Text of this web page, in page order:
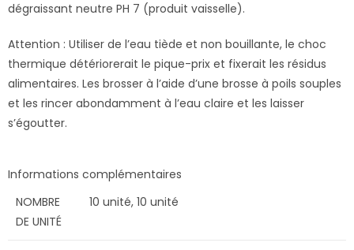
dégraissant neutre PH 7 (produit vaisselle).
Attention : Utiliser de l’eau tiède et non bouillante, le choc
thermique détériorerait le pique-prix et fixerait les résidus
alimentaires. Les brosser à l’aide d’une brosse à poils souples
et les rincer abondamment à l’eau claire et les laisser
s’égoutter.
Informations complémentaires
NOMBRE
DE UNITÉ
10 unité, 10 unité